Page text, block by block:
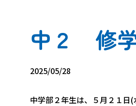
中２ 修
2025/05/28
中学部２年生は、５月２１日